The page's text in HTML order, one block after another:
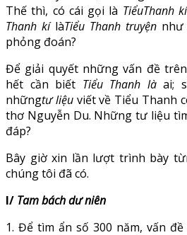
Thế thì, có cái gọi là TiểuThanh kí
Thanh kílàTiểu Thanh truyệnnhư
phỏng đoán?
Để giải quyết những vấn đề
hết cần biết Tiểu Thanh làai;
nhữngtư liệu viết về Tiểu Thanh
thơ Nguyễn Du. Những tư liệu
đáp?
Bây giờ xin lần lượt trình bày
chúng tôi đã có.
I/ Tam bách dư niên
1. Để tìm ẩn số 300 năm, vấn